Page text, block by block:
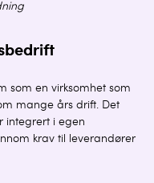
som en virksomhet som
mange års drift. Det
integrert i egen
krav til leverandører